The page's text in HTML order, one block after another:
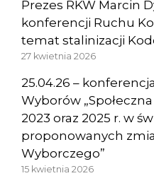
Prezes RKW Marcin
konferencji Ruchu
temat stalinizacji
27 kwietnia 2026
25.04.26 –
Wyborów
2023 oraz 2025 r. w
proponowanych
Wyborczego”
15 kwietnia 2026